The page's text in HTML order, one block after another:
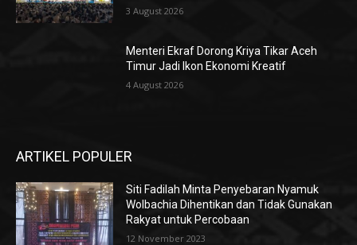
3 August 2026
Menteri Ekraf Dorong Kriya Tikar Aceh
Timur Jadi Ikon Ekonomi Kreatif
4 August 2026
ARTIKEL POPULER
Siti Fadilah Minta Penyebaran Nyamuk
Wolbachia Dihentikan dan Tidak Gunakan
Rakyat untuk Percobaan
12 November 2023